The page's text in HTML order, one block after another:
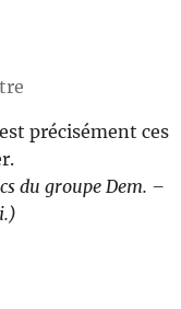
précisément ces
du groupe Dem. –